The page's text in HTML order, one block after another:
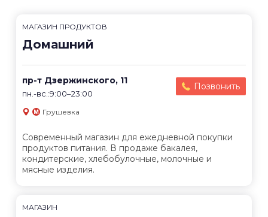
МАГАЗИН ПРОДУКТОВ
Домашний
пр-т Дзержинского, 11
пн.-вс.:9:00–23:00
Позвонить
Грушевка
Современный магазин для ежедневной покупки
продуктов питания. В продаже бакалея,
кондитерские, хлебобулочные, молочные и
мясные изделия.
МАГАЗИН